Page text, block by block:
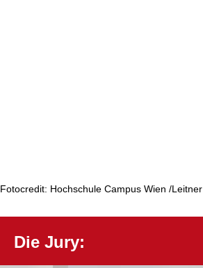
Fotocredit: Hochschule Campus Wien /Leitner
Die Jury: